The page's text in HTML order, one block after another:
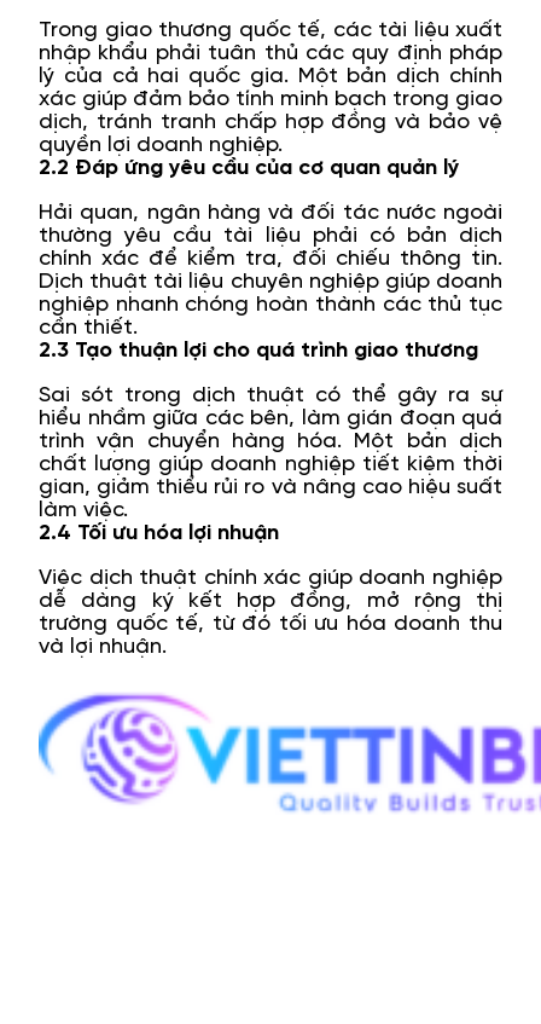
Trong giao thương quốc tế, các tài liệu xuất
nhập khẩu phải tuân thủ các quy định pháp
lý của cả hai quốc gia. Một bản dịch chính
xác giúp đảm bảo tính minh bạch trong giao
dịch, tránh tranh chấp hợp đồng và bảo vệ
quyền lợi doanh nghiệp.
2.2 Đáp ứng yêu cầu của cơ quan quản lý
Hải quan, ngân hàng và đối tác nước ngoài
thường yêu cầu tài liệu phải có bản dịch
chính xác để kiểm tra, đối chiếu thông tin.
Dịch thuật tài liệu chuyên nghiệp giúp doanh
nghiệp nhanh chóng hoàn thành các thủ tục
cần thiết.
2.3 Tạo thuận lợi cho quá trình giao thương
Sai sót trong dịch thuật có thể gây ra sự
hiểu nhầm giữa các bên, làm gián đoạn quá
trình vận chuyển hàng hóa. Một bản dịch
chất lượng giúp doanh nghiệp tiết kiệm thời
gian, giảm thiểu rủi ro và nâng cao hiệu suất
làm việc.
2.4 Tối ưu hóa lợi nhuận
Việc dịch thuật chính xác giúp doanh nghiệp
dễ dàng ký kết hợp đồng, mở rộng thị
trường quốc tế, từ đó tối ưu hóa doanh thu
và lợi nhuận.